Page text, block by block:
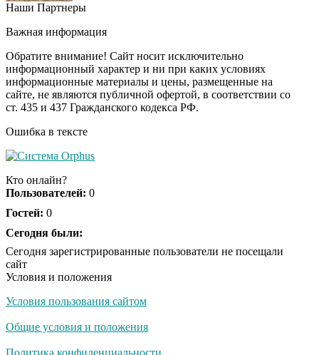
Ролик длится
смеяться вы будете
i
Королева вагона
отожгла! Видео не
оставит равнодушным
США — Южной
Patriot и THAAD»
Наши Партнеры
Важная информация
Обратите внимание! Сайт носит исключительно
информационный характер и ни при каких условиях
информационные материалы и цены, размещенные на
сайте, не являются публичной офертой, в соответствии со
ст. 435 и 437 Гражданского кодекса РФ.
Ошибка в тексте
Кто онлайн?
Пользователей: 0
Гостей: 0
Сегодня были:
Сегодня зарегистрированные пользователи не посещали
сайт
Условия и положения
Условия пользования сайтом
Общие условия и положения
Политика конфиденциальности